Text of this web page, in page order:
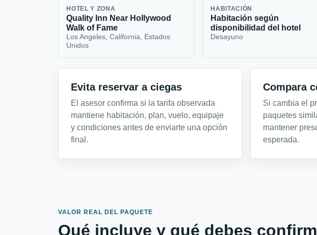
HOTEL Y ZONA
Quality Inn Near Hollywood
Walk of Fame
Los Angeles, California, Estados
Unidos
HABITACIÓN
Habitación según
disponibilidad del hotel
Desayuno
Evita reservar a ciegas
El asesor confirma si la tarifa observada
mantiene habitación, plan, vuelo, equipaje
y condiciones antes de enviarte una opción
final.
Compara
Si cambia el
paquetes
mantener
esperada.
VALOR REAL DEL PAQUETE
Qué incluye y qué debes